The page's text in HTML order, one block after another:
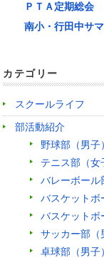
ＰＴＡ定期総会
南小・行田中サ
カテゴリー
スクールライフ
部活動紹介
野球部（男子
テニス部（女
バレーボール
バスケットボ
バスケットボ
サッカー部（
卓球部（男子